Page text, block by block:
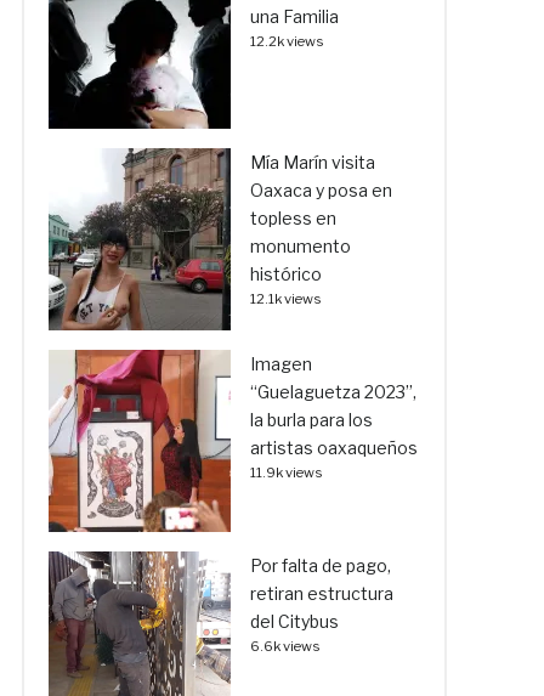
una Familia
12.2k views
Mía Marín visita
Oaxaca y posa en
topless en
monumento
histórico
12.1k views
Imagen
“Guelaguetza 2023”,
la burla para los
artistas oaxaqueños
11.9k views
Por falta de pago,
retiran estructura
del Citybus
6.6k views